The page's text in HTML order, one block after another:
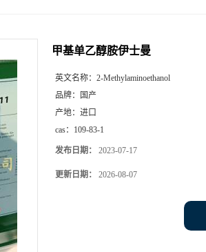
甲基单乙醇胺伊士曼
英文名称： 2-Methylaminoethanol
品牌：
国产
产地： 进口
cas： 109-83-1
发布日期： 2023-07-17
更新日期： 2026-08-07